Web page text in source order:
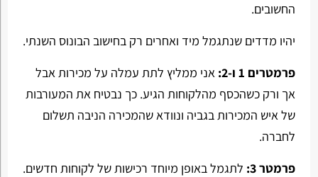
החשובים.
יהיו מדדים שנתגמל מיד ואחרים רק בחישוב הבונוס השנתי.
פרמטרים 1 ו-2:
אני ממליץ לתת עמלה על מכירות אבל
אך ורק כשהכסף מהלקוחות הגיע. כך נבטיח את המעורבות
של איש המכירות בגביה ונוודא שהמכירה הניבה תשלום
לחברה.
פרמטר 3:
לתגמל באופן מיוחד רכישות של לקוחות חדשים.